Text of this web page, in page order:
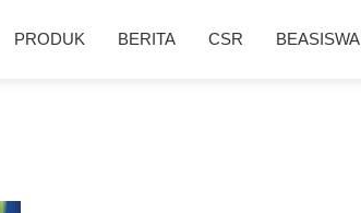
PRODUK BERITA CSR BEASISWA